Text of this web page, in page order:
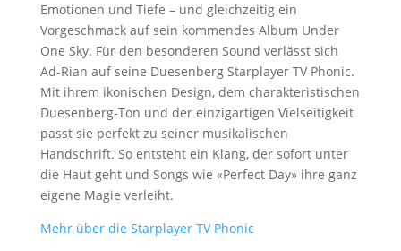
Emotionen und Tiefe – und gleichzeitig ein
Vorgeschmack auf sein kommendes Album Under
One Sky. Für den besonderen Sound verlässt sich
Ad-Rian auf seine Duesenberg Starplayer TV Phonic.
Mit ihrem ikonischen Design, dem charakteristischen
Duesenberg-Ton und der einzigartigen Vielseitigkeit
passt sie perfekt zu seiner musikalischen
Handschrift. So entsteht ein Klang, der sofort unter
die Haut geht und Songs wie «Perfect Day» ihre ganz
eigene Magie verleiht.
Mehr über die Starplayer TV Phonic